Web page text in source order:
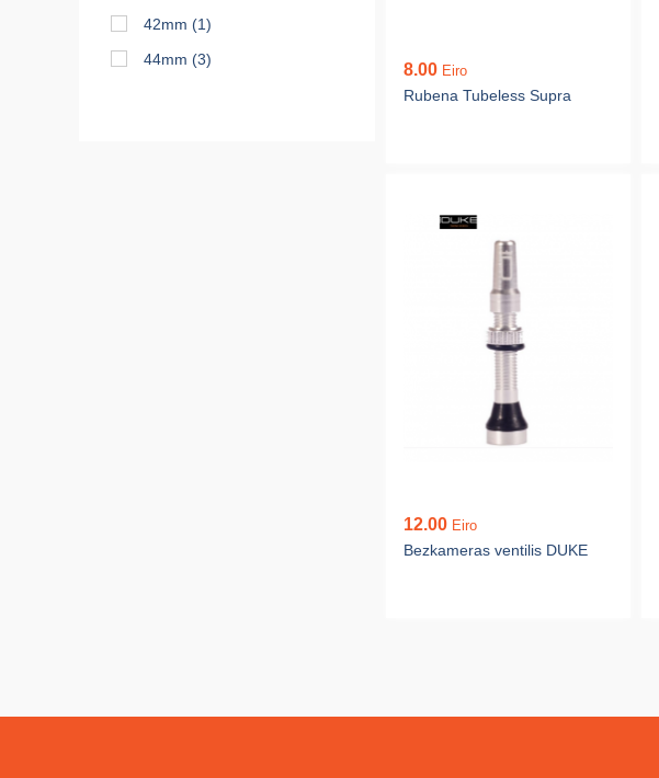
42mm (1)
44mm (3)
8.00 Eiro
Rubena Tubeless Supra
12.00 Eiro
Bezkameras ventilis DUKE